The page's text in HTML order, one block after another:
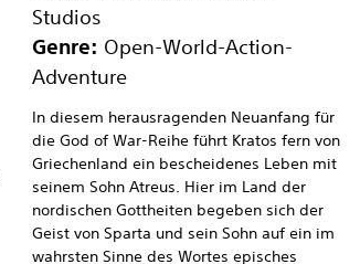
Studios
Genre: Open-World-Action-
Adventure
In diesem herausragenden Neuanfang für
die God of War-Reihe führt Kratos fern von
Griechenland ein bescheidenes Leben mit
seinem Sohn Atreus. Hier im Land der
nordischen Gottheiten begeben sich der
Geist von Sparta und sein Sohn auf ein im
wahrsten Sinne des Wortes episches